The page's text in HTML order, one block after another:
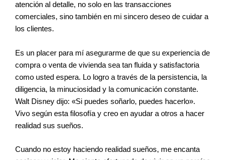
atención al detalle, no solo en las transacciones
comerciales, sino también en mi sincero deseo de cuidar a
los clientes.
Es un placer para mí asegurarme de que su experiencia de
compra o venta de vivienda sea tan fluida y satisfactoria
como usted espera. Lo logro a través de la persistencia, la
diligencia, la minuciosidad y la comunicación constante.
Walt Disney dijo: «Si puedes soñarlo, puedes hacerlo».
Vivo según esta filosofía y creo en ayudar a otros a hacer
realidad sus sueños.
Cuando no estoy haciendo realidad sueños, me encanta